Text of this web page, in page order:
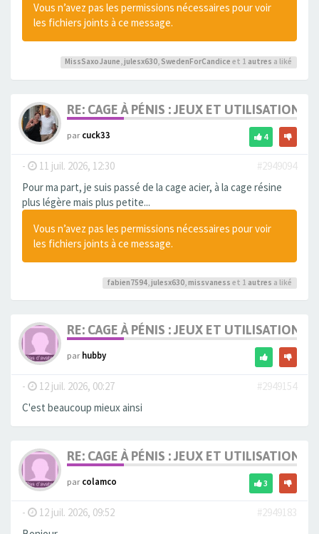
Vous n’avez pas les permissions nécessaires pour voir
les fichiers joints à ce message.
MissSaxoJaune, julesx630, SwedenForCandice et 1 autres a liké
RE: CAGE À PÉNIS : JEUX ET UTILISATION,
parcuck33 4
- 11 juil. 2026, 12:30
#2949094
Pour ma part, je suis passé de la cage acier, à la cage résine
plus légère mais plus petite...
Vous n’avez pas les permissions nécessaires pour voir
les fichiers joints à ce message.
fabien7594, julesx630, missvaness et 1 autres a liké
RE: CAGE À PÉNIS : JEUX ET UTILISATION,
parhubby
- 12 juil. 2026, 00:27
#2949154
C'est beaucoup mieux ainsi
RE: CAGE À PÉNIS : JEUX ET UTILISATION,
parcolamco 3
- 12 juil. 2026, 09:52
#2949183